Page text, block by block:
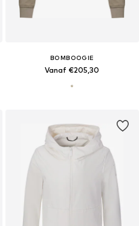
BOMBOOGIE
Vanaf €205,30